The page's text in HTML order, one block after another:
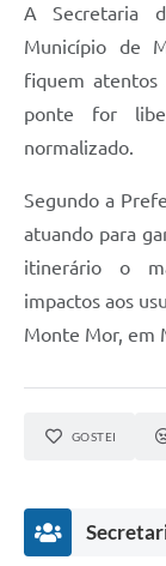
A Secretaria
Município de
fiquem atentos
ponte for
normalizado.
Segundo a
atuando para
itinerário o
impactos aos
Monte Mor, em
GOSTEI